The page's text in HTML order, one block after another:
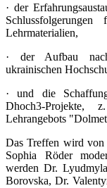
· der
Lehrmaterialien,
· der Aufbau
ukrainischen
· und die
Dhoch3-
Lehrangebots
Das Treffen wird von
Sophia Röder
werden Dr.
Borovska, Dr.